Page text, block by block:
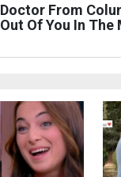
Doctor From
Out Of You In The